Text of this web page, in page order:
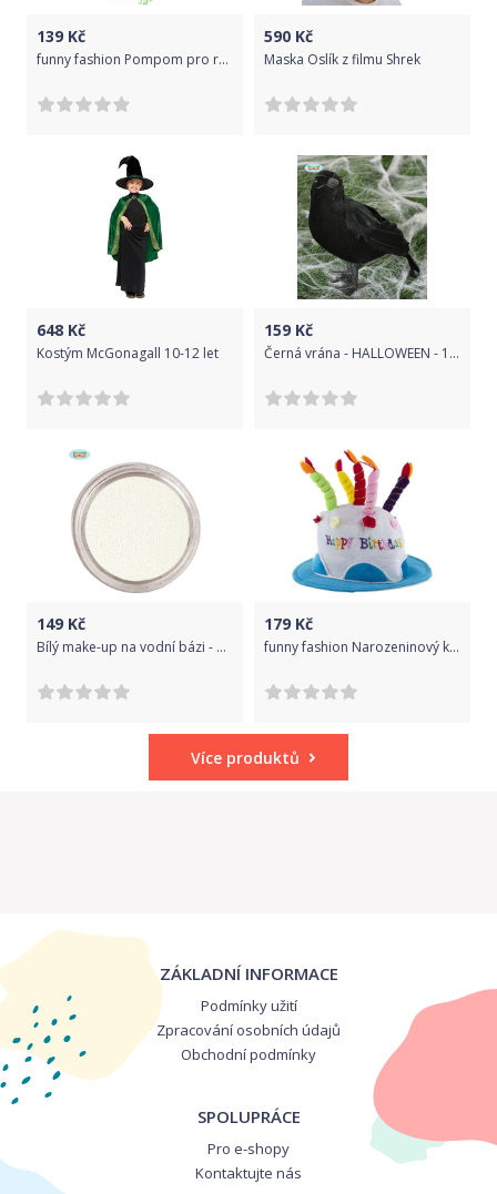
139 Kč
funny fashion Pompom pro roztleskávačku - zelený
590 Kč
Maska Oslík z filmu Shrek
648 Kč
Kostým McGonagall 10-12 let
159 Kč
Černá vrána - HALLOWEEN - 18 x 18 cm
149 Kč
Bílý make-up na vodní bázi - HALLOWEEN - 15 g
179 Kč
funny fashion Narozeninový klobouk dort - modrý
Více produktů
ZÁKLADNÍ INFORMACE
Podmínky užití
Zpracování osobních údajů
Obchodní podmínky
SPOLUPRÁCE
Pro e-shopy
Kontaktujte nás